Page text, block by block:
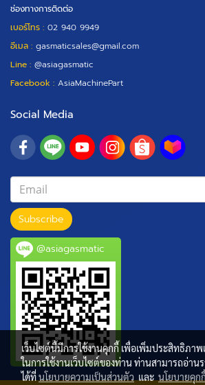
ช่องทางการติดต่อ
เบอร์โทร : 02 940 9949
อีเมล : gasmaticsales@gmail.com
Line : @asiagasmatic
Facebook : AsiaMachinePart
Social Media
Subscribe
@asiagasmatic
เว็บไซต์นี้มีการใช้งานคุกกี้ เพื่อเพิ่มประสิทธิภา
ในการใช้งานเว็บไซต์ของท่าน ท่านสามารถอ่าน
ได้ที่นโยบายความเป็นส่วนตัว และ นโยบายคุกกี้